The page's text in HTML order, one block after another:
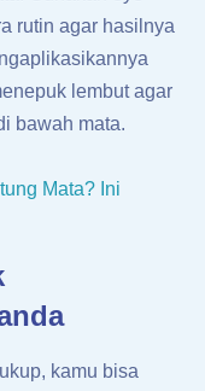
rutin agar hasilnya
lembut agar
bawah mata.
Mata? Ini
kamu bisa